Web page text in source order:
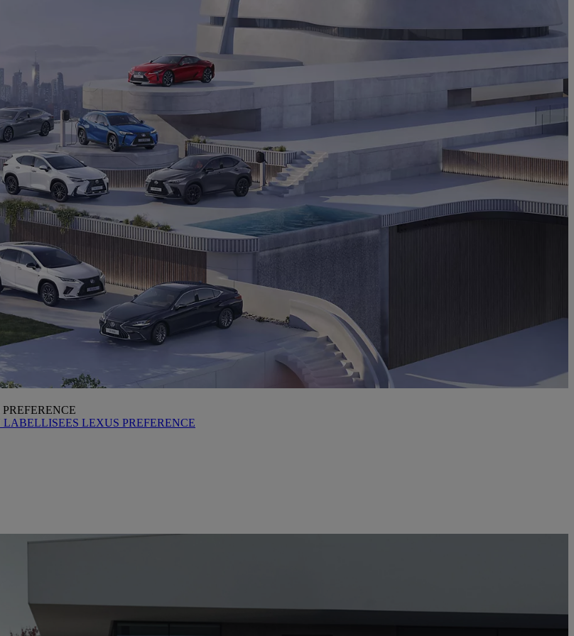
LEXUS PREFERENCE